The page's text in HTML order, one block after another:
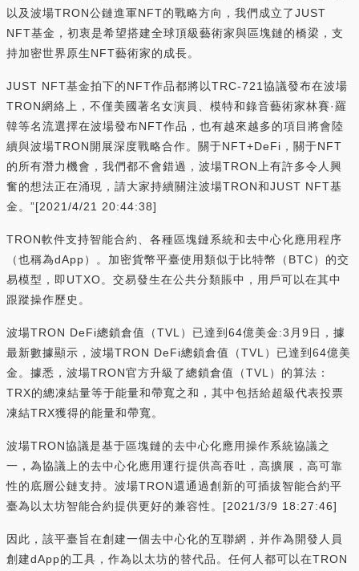
以及波場TRON公鏈進軍NFT的戰略方向，我們成立了JUST
NFT基金，初衷是希望搭建全球頂級藝術家與區塊鏈的橋梁，支
持加密世界原生NFT藝術家的成長。
JUST NFT基金拍下的NFT作品都將以TRC-721協議發布在波場
TRON網絡上，不僅美國著名女演員、模特和錄音藝術家林賽·羅
韓等名流選擇在波場發布NFT作品，也有越來越多的項目將會陸
續與波場TRON開展深度戰略合作。關于NFT+DeFi，關于NFT
的所有潛力機會，我們都不會錯過，波場TRON上有許多令人興
奮的想法正在涌現，請大家持續關注波場TRON和JUST NFT基
金。”[2021/4/21 20:44:38]
TRON軟件支持智能合約、各種區塊鏈系統和去中心化應用程序
（也稱為dApp）。加密貨幣平臺使用類似于比特幣（BTC）的交
易模型，即UTXO。交易發生在公共分類賬中，用戶可以在其中
跟蹤操作歷史。
波場TRON DeFi總鎖倉值（TVL）已達到64億美金:3月9日，據
最新數據顯示，波場TRON DeFi總鎖倉值（TVL）已達到64億美
金。據悉，波場TRON官方升級了總鎖倉值（TVL）的算法：
TRX的總凍結量等于能量和帶寬之和，其中包括給超級代表投票
凍結TRX獲得的能量和帶寬。
波場TRON協議是基于區塊鏈的去中心化應用操作系統協議之
一，為協議上的去中心化應用運行提供高吞吐，高擴展，高可靠
性的底層公鏈支持。波場TRON還通過創新的可插拔智能合約平
臺為以太坊智能合約提供更好的兼容性。[2021/3/9 18:27:46]
因此，該平臺旨在創建一個去中心化的互聯網，并作為開發人員
創建dApp的工具，作為以太坊的替代品。任何人都可以在TRON